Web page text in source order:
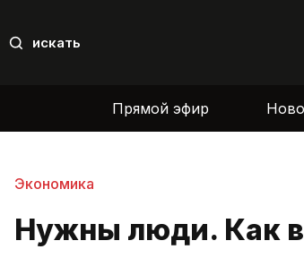
искать
Прямой эфир
Экономика
Нужны люди. Как